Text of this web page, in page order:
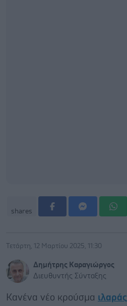
shares
Τετάρτη, 12 Μαρτίου 2025, 11:30
Δημήτρης Καραγιώργος
Διευθυντής Σύνταξης
Κανένα νέο κρούσμα ιλαράς